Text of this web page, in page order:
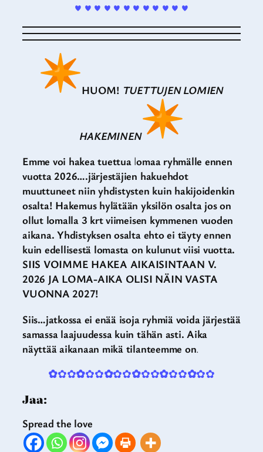
♥ ♥ ♥ ♥ ♥ ♥ ♥ ♥ ♥ ♥ ♥ ♥
HUOM! TUETTUJEN LOMIEN
HAKEMINEN
Emme voi hakea tuettualomaa ryhmälle ennen
vuotta 2026….järjestäjien hakuehdot
muuttuneet niin yhdistysten kuin hakijoidenkin
osalta! Hakemus hylätään yksilön osalta jos on
ollut lomalla 3 krt viimeisen kymmenen vuoden
aikana. Yhdistyksen osalta ehto ei täyty ennen
kuin edellisestä lomasta on kulunut viisi vuotta.
SIIS VOIMME HAKEA AIKAISINTAAN V.
2026 JA LOMA-AIKA OLISI NÄIN VASTA
VUONNA 2027!
Siis…jatkossa ei enää isoja ryhmiä voida järjestää
samassa laajuudessa kuin tähän asti. Aika
näyttää aikanaan mikä tilanteemme on.
✿✿✿✿✿✿✿✿✿✿✿✿✿✿✿✿✿✿
Jaa:
Spread the love